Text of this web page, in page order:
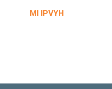
MI IPVYH